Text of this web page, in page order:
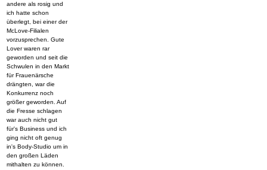
andere als rosig und
ich hatte schon
überlegt, bei einer der
McLove-Filialen
vorzusprechen. Gute
Lover waren rar
geworden und seit die
Schwulen in den Markt
für Frauenärsche
drängten, war die
Konkurrenz noch
größer geworden. Auf
die Fresse schlagen
war auch nicht gut
für's Business und ich
ging nicht oft genug
in's Body-Studio um in
den großen Läden
mithalten zu können.